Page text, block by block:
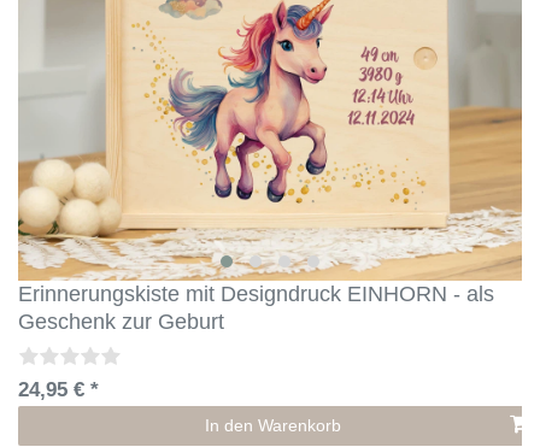
Erinnerungskiste mit Designdruck EINHORN - als
Geschenk zur Geburt
24,95 € *
In den Warenkorb